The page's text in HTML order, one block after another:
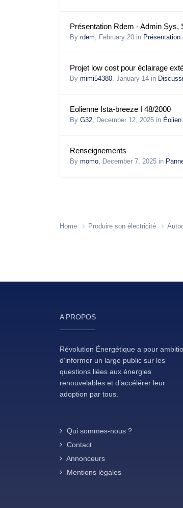
Présentation Rdem - Admin Sys,
By rdem February 20 in Présentation
Projet low cost pour éclairage
By mimi54380 January 14 in
Eolienne Ista-breeze I 48/2000
By G32 December 12, 2025 in
Renseignements
By momo December 7, 2025 in
Home Produire son électricité
A PROPOS
Révolution Énergétique a pour
d’informer un large public sur les
questions liées aux énergies
renouvelables et d’accélérer leur
adoption par tous.
Qui sommes-nous ?
Contact
Annonceurs
Mentions légales